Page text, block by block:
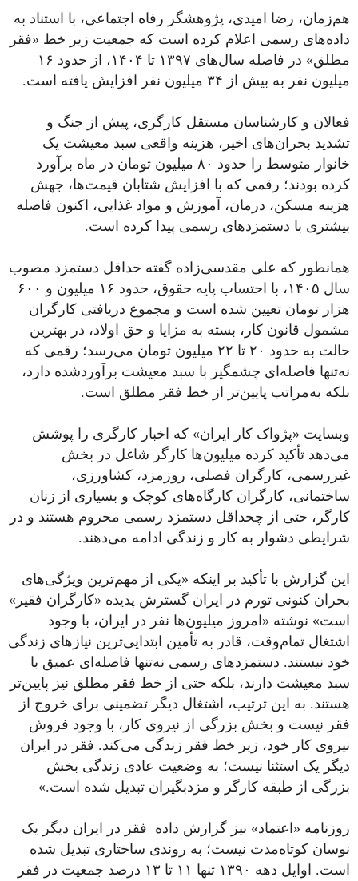
هم‌زمان، رضا امیدی، پژوهشگر رفاه اجتماعی، با استناد به
داده‌های رسمی اعلام کرده است که جمعیت زیر خط «فقر
مطلق» در فاصله سال‌های ۱۳۹۷ تا ۱۴۰۴، از حدود ۱۶
میلیون نفر به بیش از ۳۴ میلیون نفر افزایش یافته است.
فعالان و کارشناسان مستقل کارگری، پیش از جنگ و
تشدید بحران‌های اخیر، هزینه واقعی سبد معیشت یک
خانوار متوسط را حدود ۸۰ میلیون تومان در ماه برآورد
کرده بودند؛ رقمی که با افزایش شتابان قیمت‌ها، جهش
هزینه مسکن، درمان، آموزش و مواد غذایی، اکنون فاصله
بیشتری با دستمزدهای رسمی پیدا کرده است.
همانطور که علی مقدسی‌زاده گفته حداقل دستمزد مصوب
سال ۱۴۰۵، با احتساب پایه حقوق، حدود ۱۶ میلیون و ۶۰۰
هزار تومان تعیین شده است و مجموع دریافتی کارگران
مشمول قانون کار، بسته به مزایا و حق اولاد، در بهترین
حالت به حدود ۲۰ تا ۲۲ میلیون تومان می‌رسد؛ رقمی که
نه‌تنها فاصله‌ای چشمگیر با سبد معیشت برآوردشده دارد،
بلکه به‌مراتب پایین‌تر از خط فقر مطلق است.
وبسایت «پژواک کار ایران» که اخبار کارگری را پوشش
می‌دهد تأکید کرده میلیون‌ها کارگر شاغل در بخش
غیررسمی، کارگران فصلی، روزمزد، کشاورزی،
ساختمانی، کارگران کارگاه‌های کوچک و بسیاری از زنان
کارگر، حتی از چحداقل دستمزد رسمی محروم‌ هستند و در
شرایطی دشوار به کار و زندگی ادامه می‌دهند.
این گزارش با تأکید بر اینکه «یکی از مهم‌ترین ویژگی‌های
بحران کنونی تورم در ایران گسترش پدیده «کارگران فقیر»
است» نوشته «امروز میلیون‌ها نفر در ایران، با وجود
اشتغال تمام‌وقت، قادر به تأمین ابتدایی‌ترین نیازهای زندگی
خود نیستند. دستمزدهای رسمی نه‌تنها فاصله‌ای عمیق با
سبد معیشت دارند، بلکه حتی از خط فقر مطلق نیز پایین‌تر
هستند. به این ترتیب، اشتغال دیگر تضمینی برای خروج از
فقر نیست و بخش بزرگی از نیروی کار، با وجود فروش
نیروی کار خود، زیر خط فقر زندگی می‌کند. فقر در ایران
دیگر یک استثنا نیست؛ به وضعیت عادی زندگی بخش
بزرگی از طبقه کارگر و مزدبگیران تبدیل شده است.»
روزنامه «اعتماد» نیز گزارش داده فقر در ایران دیگر یک
نوسان کوتاه‌مدت نیست؛ به روندی ساختاری تبدیل شده
است. اوایل دهه ۱۳۹۰ تنها ۱۱ تا ۱۳ درصد جمعیت در فقر